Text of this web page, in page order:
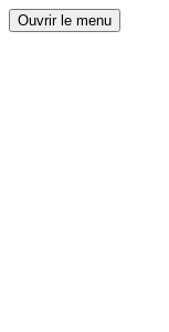
Ouvrir le menu